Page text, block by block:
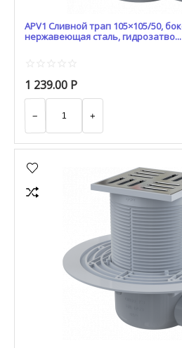
APV1 Сливной трап 105×105/50, боковой подвод, решетка
нержавеющая сталь, гидрозатво...
1 239.00 Р
+
−